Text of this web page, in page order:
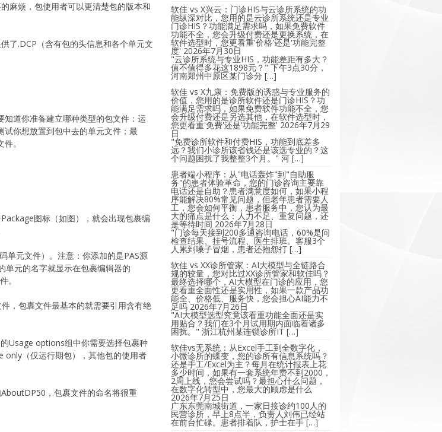
麻烦，包使用者可以更清楚包的版本和
了.DCP（含有包的头信息和各个单元文
道你准备建立哪种类型的包文件：运
你想放置到包中去的单元文件；最
。
图标（如图），就会出现包裹编
单元文件）。注意：你添加的是PAS源
单元的名字就显示在包裹编辑器的
。
，包裹文件最基本的就需要引用含有绝
Usage options组中你需要选择包裹种
only（仅运行期包），其他包的使用者
，包裹文件的命名将很重
软佳 vs X兴云：门诊HIS与云诊所系统的功
能纵深对比，您用的是云诊所系统还是专业
门诊HIS？功能满足需求吗，如果免费软件
功能不全，您会升级付费还是更换系统，在
软件选型时，您更看重'价格'还是'功能完整
度' 2026年7月30日
"云诊所系统与专业HIS，功能差距有多大？
值不值得多花这1898元？" 下午3点30分，
河南郑州中原区某门诊分 […]
软佳 vs X九康：免费版的诱惑与专业服务的
价值，您用的是诊所软件还是门诊HIS？功
能满足需求吗，如果免费软件功能不全，您
会升级付费还是另选其他，在软件选型时，
您更看重'免费'还是'功能完整' 2026年7月29
日
"免费诊所软件和付费HIS，功能到底差多
远？我们小诊所该省钱还是该选专业的？这
个问题困扰了我整整3个月。" 河 […]
患者端小程序：从"电话轰炸"到"自助服
务"的患者体验革命，您的门诊咨询主要靠
电话还是自助？患者满意度如何，如果小程
序能解决80%常见问题，但老年患者需要人
工，您会如何平衡，患者服务中，您认为最
大的痛点是什么：人力不足、重复问题，还
是等待时间 2026年7月28日
"门诊每天接到200多通咨询电话，60%是问
检查结果、挂号流程、医生排班。客服3个
人累到嗓子冒烟，患者还抱怨打 […]
软佳 vs XX诊所管家：AI大模型与全链路合
规的较量，您对比过XX诊所管家和软佳吗？
最终选择哪个，AI大模型在门诊的应用，您
更看重全面性还是实用性，如果一款产品功
能全、价格低、服务快，您会担心AI能力不
足吗 2026年7月26日
"AI大模型选型究竟该看重功能全面还是实
用贴合？我们在3个月试用期内面临着诸多
困扰。" 浙江杭州某连锁诊所IT […]
软佳vs无系统：从Excel手工到全数字化，
小微诊所的蝶变，您的诊所有信息系统吗？
还是手工/Excel为主？每月在统计报表上花
多少时间，如果有一套系统年费不到2000，
2周上线，您会尝试吗？最担心什么问题，
在数字化转型中，您最大的顾虑是什么
2026年7月25日
广东东莞南城街道，一家日接诊约100人的
民营诊所，早上8点半，负责人刘伟已经站
在前台忙碌。患者排着队，护士在手 […]